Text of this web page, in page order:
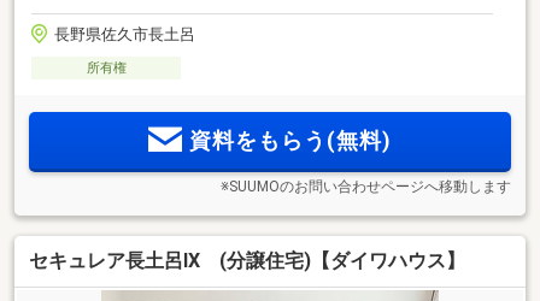
長野県佐久市長土呂
所有権
資料をもらう(無料)
※SUUMOのお問い合わせページへ移動します
セキュレア長土呂IX (分譲住宅)【ダイワハウス】